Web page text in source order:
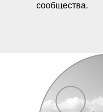
сообщества.